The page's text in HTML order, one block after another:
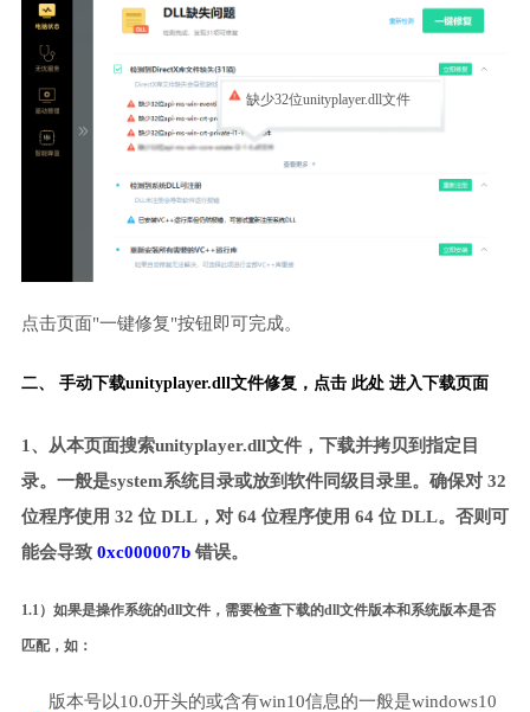
缺少32位unityplayer.dll文件
点击页面"一键修复"按钮即可完成。
二、 手动下载unityplayer.dll文件修复， 点击 此处 进入下载页面
1、从本页面搜索unityplayer.dll文件，下载并拷贝到指定目
录。一般是system系统目录或放到软件同级目录里。确保对 32
位程序使用 32 位 DLL，对 64 位程序使用 64 位 DLL。否则可
能会导致 0xc000007b错误。
1.1）如果是操作系统的dll文件，需要检查下载的dll文件版本和系统版本是否
匹配，如：
版本号以10.0开头的或含有win10信息的一般是windows10